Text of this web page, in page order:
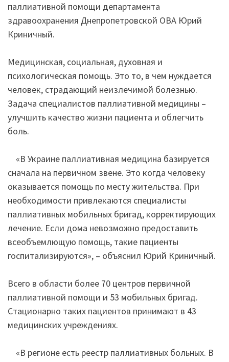
паллиативной помощи департамента
здравоохранения Днепропетровской ОВА Юрий
Криничный.
Медицинская, социальная, духовная и
психологическая помощь. Это то, в чем нуждается
человек, страдающий неизлечимой болезнью.
Задача специалистов паллиативной медицины –
улучшить качество жизни пациента и облегчить
боль.
«В Украине паллиативная медицина базируется
сначала на первичном звене. Это когда человеку
оказывается помощь по месту жительства. При
необходимости привлекаются специалисты
паллиативных мобильных бригад, корректирующих
лечение. Если дома невозможно предоставить
всеобъемлющую помощь, такие пациенты
госпитализируются», – объяснил Юрий Криничный.
Всего в области более 70 центров первичной
паллиативной помощи и 53 мобильных бригад.
Стационарно таких пациентов принимают в 43
медицинских учреждениях.
«В регионе есть реестр паллиативных больных. В